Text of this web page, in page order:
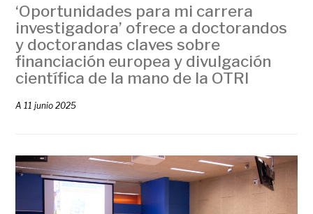
‘Oportunidades para mi carrera
investigadora’ ofrece a doctorandos
y doctorandas claves sobre
financiación europea y divulgación
científica de la mano de la OTRI
A11 junio 2025